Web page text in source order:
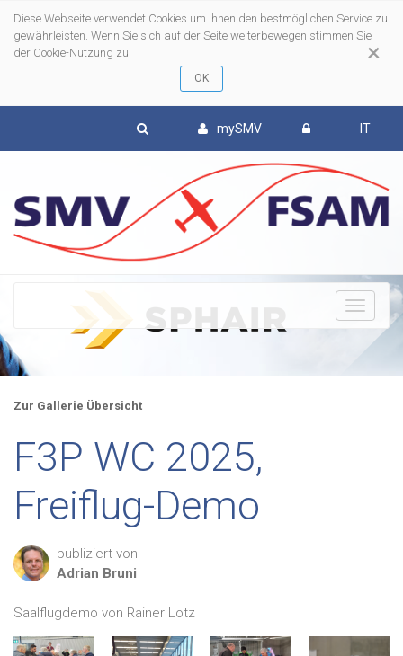
×
Diese Webseite verwendet Cookies um Ihnen den bestmöglichen Service zu
gewährleisten. Wenn Sie sich auf der Seite weiterbewegen stimmen Sie
der Cookie-Nutzung zu
mySMV IT
Zur Gallerie Übersicht
F3P WC 2025,
Freiflug-Demo
publiziert von
Adrian Bruni
Saalflugdemo von Rainer Lotz